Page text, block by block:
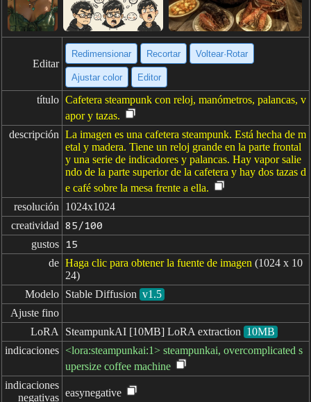
Editar
Redimensionar Recortar Voltear·Rotar
Ajustar color Editor
título Cafetera steampunk con reloj, manómetros, palancas, v
apor y tazas.
descripción La imagen es una cafetera steampunk. Está hecha de m
etal y madera. Tiene un reloj grande en la parte frontal
y una serie de indicadores y palancas. Hay vapor salie
ndo de la parte superior de la cafetera y hay dos tazas d
e café sobre la mesa frente a ella.
resolución
1024x1024
creatividad
85/100
gustos 15
de Haga clic para obtener la fuente de imagen (1024 x 10
24)
Modelo Stable Diffusion v1.5
Ajuste fino
LoRA
SteampunkAI [10MB] LoRA extraction 10MB
indicaciones <lora:steampunkai:1> steampunkai, overcomplicated s
upersize coffee machine
indicaciones
negativas easynegative